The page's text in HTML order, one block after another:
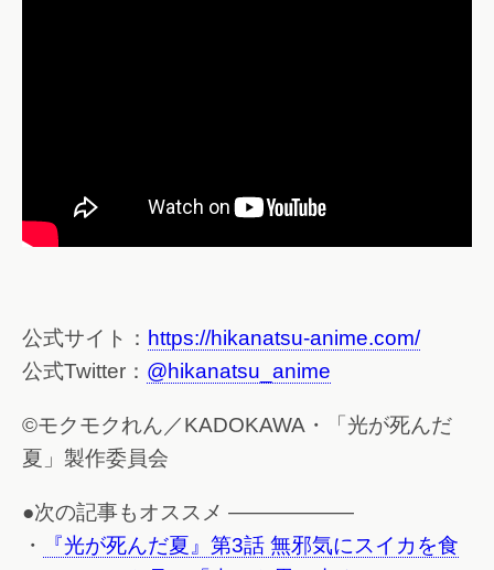
公式サイト： https://hikanatsu-anime.com/
公式Twitter： @hikanatsu_anime
©モクモクれん／KADOKAWA・「光が死んだ
夏」製作委員会
●次の記事もオススメ ——————
・
『光が死んだ夏』第3話 無邪気にスイカを食